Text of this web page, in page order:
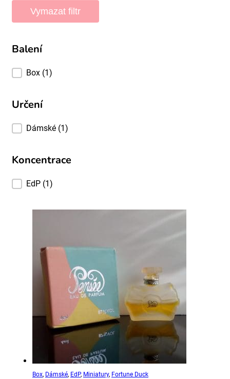
Vymazat filtr
Balení
Balení
Box (1)
Určení
UrčeníDámské (1)
Koncentrace
Koncentrace
EdP (1)
Box, Dámské, EdP, Miniatury, Fortune Duck